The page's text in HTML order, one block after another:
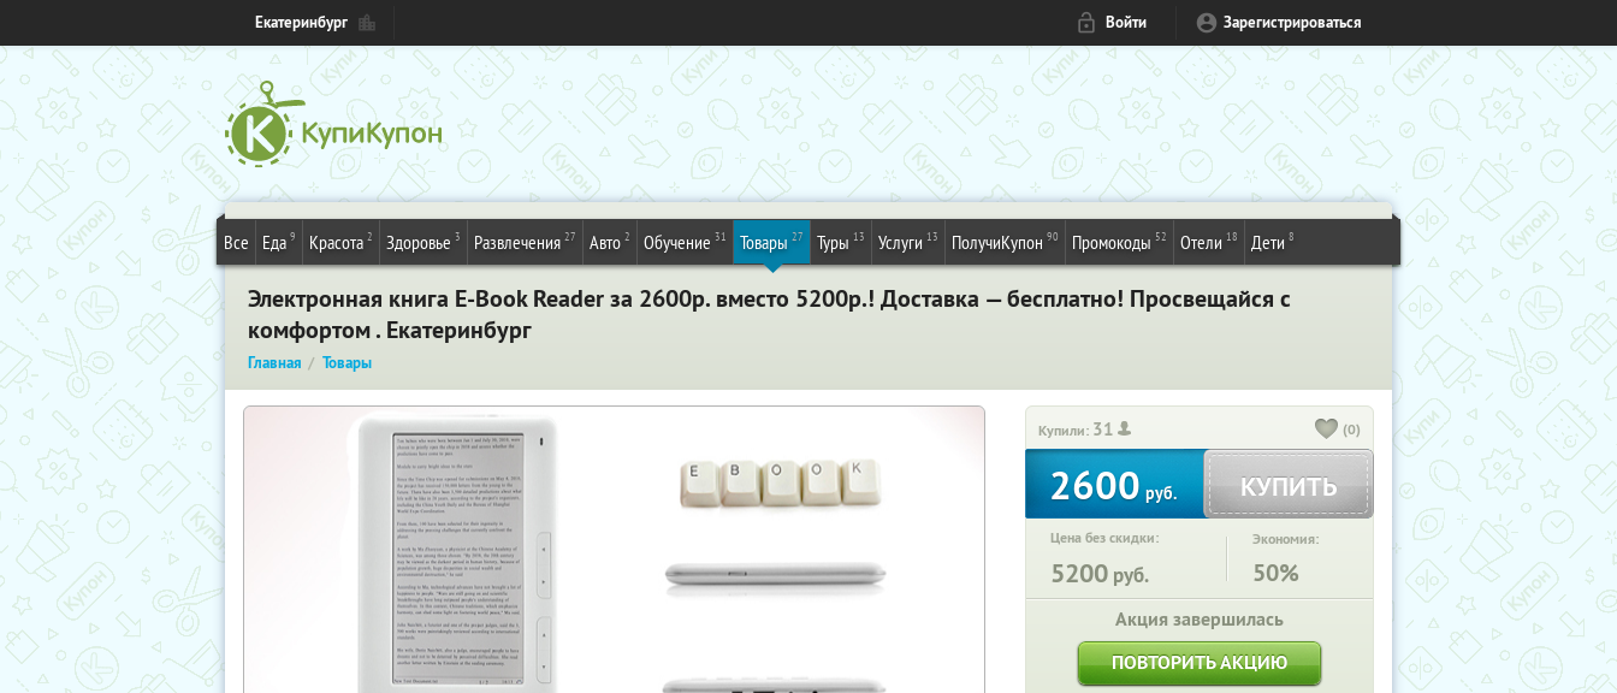
Екатеринбург Войти Зарегистрироваться
Все Еда 9 Красота 2 Здоровье 3 Развлечения 27 Авто 2 Обучение 31 Товары 27 Туры 13 Услуги 13 ПолучиКупон 90 Промокоды 52 Отели 18 Дети 8
Электронная книга E-Book Reader за 2600р. вместо 5200р.! Доставка — бесплатно! Просвещайся с
комфортом . Екатеринбург
Главная Товары
Купили: 31 (0)
2600руб. КУПИТЬ
Цена без скидки:
5200 руб.
Экономия:
50%
Акция завершилась
ПОВТОРИТЬ АКЦИЮ